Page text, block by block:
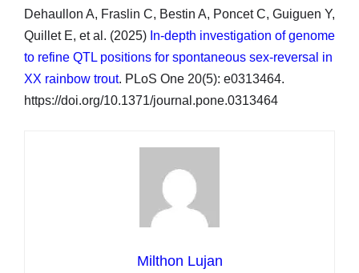
Dehaullon A, Fraslin C, Bestin A, Poncet C, Guiguen Y,
Quillet E, et al. (2025) In-depth investigation of genome
to refine QTL positions for spontaneous sex-reversal in
XX rainbow trout. PLoS One 20(5): e0313464.
https://doi.org/10.1371/journal.pone.0313464
Milthon Lujan